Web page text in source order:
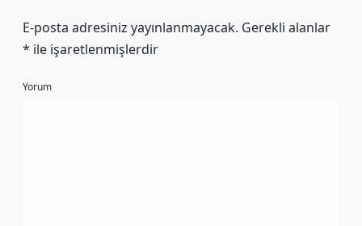
E-posta adresiniz yayınlanmayacak. Gerekli alanlar
* ile işaretlenmişlerdir
Yorum